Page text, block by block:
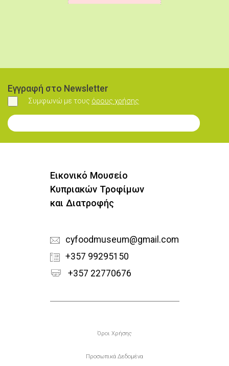
Εγγραφή στο Newsletter
Συμφωνώ
Συμφωνώ με τους όρους χρήσης
Εγγραφή στο Newsletter
Εικονικό Μουσείο
Κυπριακών Τροφίμων
και Διατροφής
cyfoodmuseum@gmail.com
+357 99295150
+357 22770676
Υποσέλιδο
Όροι Χρήσης
Προσωπικά Δεδομένα